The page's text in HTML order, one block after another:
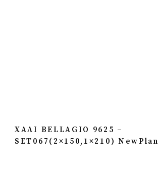
ΧΑΛΙ BELLAGIO 9625 –
SET067(2×150,1×210) NewPlan